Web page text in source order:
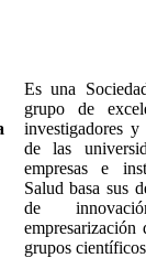
Es una
grupo de
investigadores y
de las
empresas e
Salud basa sus
de
grupos